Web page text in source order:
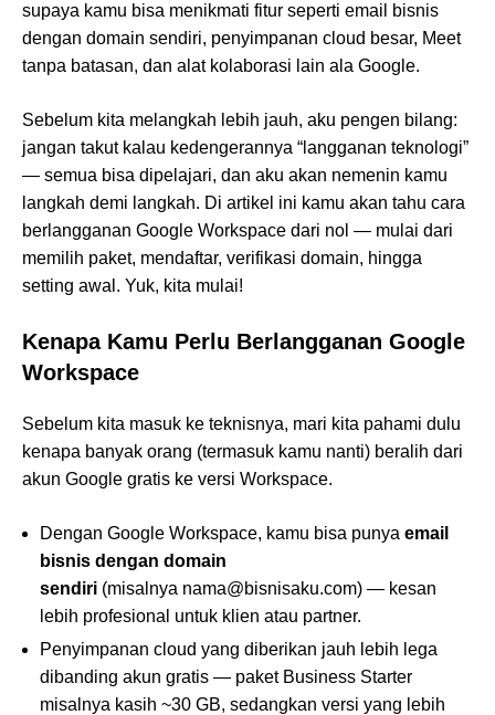
supaya kamu bisa menikmati fitur seperti email bisnis
dengan domain sendiri, penyimpanan cloud besar, Meet
tanpa batasan, dan alat kolaborasi lain ala Google.
Sebelum kita melangkah lebih jauh, aku pengen bilang:
jangan takut kalau kedengerannya “langganan teknologi”
— semua bisa dipelajari, dan aku akan nemenin kamu
langkah demi langkah. Di artikel ini kamu akan tahu cara
berlangganan Google Workspace dari nol — mulai dari
memilih paket, mendaftar, verifikasi domain, hingga
setting awal. Yuk, kita mulai!
Kenapa Kamu Perlu Berlangganan Google
Workspace
Sebelum kita masuk ke teknisnya, mari kita pahami dulu
kenapa banyak orang (termasuk kamu nanti) beralih dari
akun Google gratis ke versi Workspace.
Dengan Google Workspace, kamu bisa punya email
bisnis dengan domain
sendiri (misalnya nama@bisnisaku.com) — kesan
lebih profesional untuk klien atau partner.
Penyimpanan cloud yang diberikan jauh lebih lega
dibanding akun gratis — paket Business Starter
misalnya kasih ~30 GB, sedangkan versi yang lebih